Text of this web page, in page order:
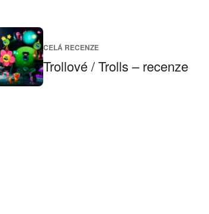
CELÁ RECENZE
Trollové / Trolls – recenze